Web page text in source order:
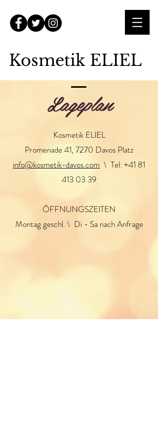
Kosmetik ELIEL
Lageplan
Kosmetik ELIEL
Promenade 41, 7270 Davos Platz
info@kosmetik-davos.com \ Tel: +41 81
413 03 39
ÖFFNUNGSZEITEN
Montag geschl. \ Di - Sa nach Anfrage